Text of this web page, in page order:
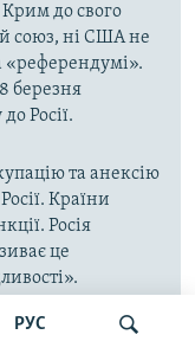
РУС
Крим до свого
союз, ні США не
«референдумі».
березня
Росії.
та анексію
Країни
Росія
це
і Севастополя